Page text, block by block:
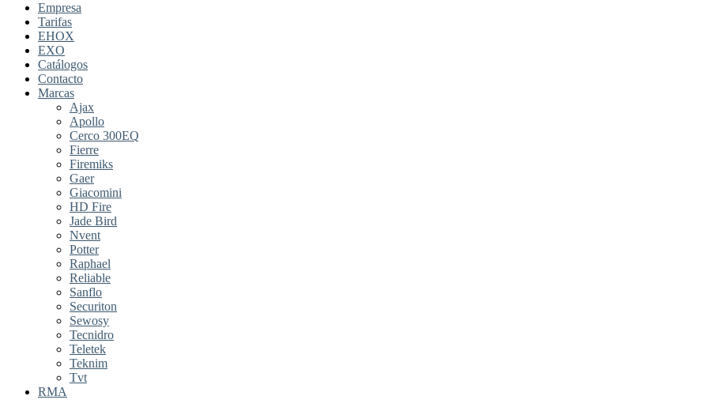
Empresa
Tarifas
EHOX
EXO
Catálogos
Contacto
Marcas
Ajax
Apollo
Cerco 300EQ
Fierre
Firemiks
Gaer
Giacomini
HD Fire
Jade Bird
Nvent
Potter
Raphael
Reliable
Sanflo
Securiton
Sewosy
Tecnidro
Teletek
Teknim
Tvt
RMA